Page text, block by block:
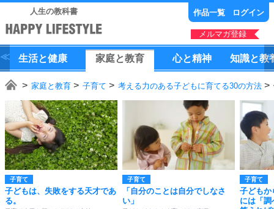
人生の教科書 作品一覧 ログイン
メルマガ登録
生活と健康 家庭と教育 心と精神 知識と教
家庭と教育 子育て 考える力のある子どもに育てる30の方法
子育て
子どもは、失敗をする天才であ
る。
子育て
「自分のことは自分でしなさ
い」
子育て
子どもか
には「